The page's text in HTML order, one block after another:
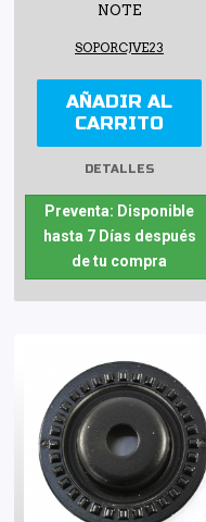
NOTE
SOPORCJVE23
AÑADIR AL
CARRITO
DETALLES
Preventa: Disponible
hasta 7 Días después
de tu compra